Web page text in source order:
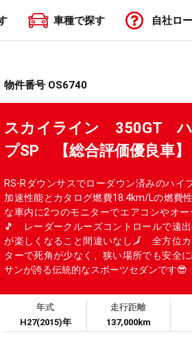
車種で探す 自社ロ
物件番号 OS6740
スカイライン 350GT
プSP 【総合評価優良車】
RS-Rダウンサスでローダウン済みのハ
加速性能とカタログ燃費18.4km/Lの燃費
な車内に2つのモニターでエアコンやオ
🎵 レーダークルーズコントロールで遠
が楽しくなること間違いなし🗾 全方位
ターで死角が少なく、狭い場所でも安全
サンが誇る伝統的なスポーツセダンです😎
年式
H27(2015)年
走行距離
137,000km